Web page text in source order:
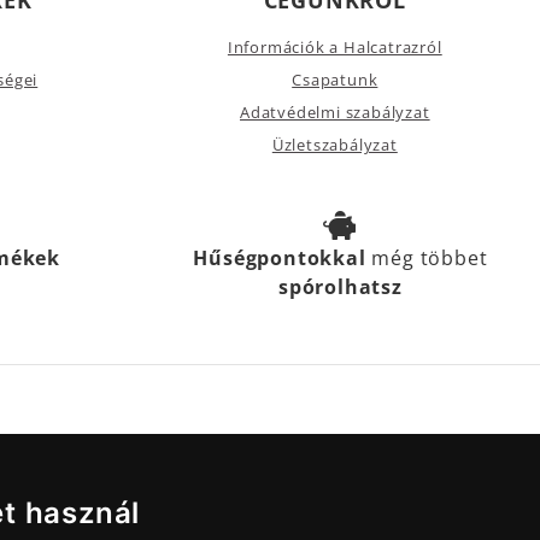
használ
Információk a Halcatrazról
Csapatunk
Adatvédelmi szabályzat
Üzletszabályzat
Hűségpontokkal még többet
spórolhatsz